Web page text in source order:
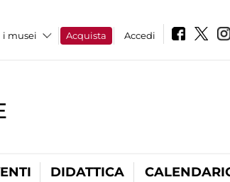
i musei Acquista Accedi
DIDATTICA